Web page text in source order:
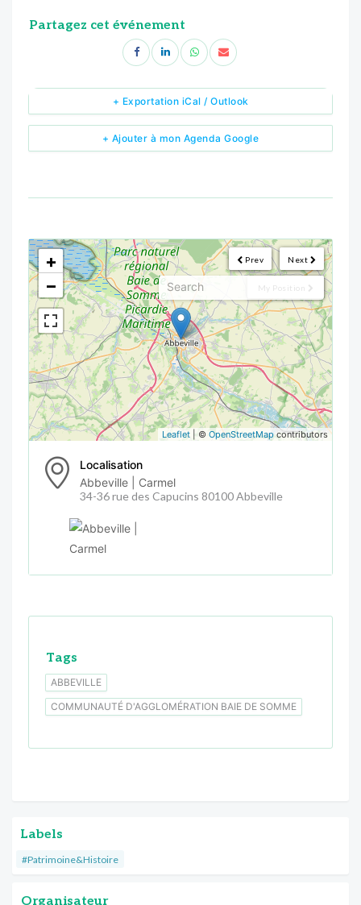
Partagez cet événement
+ Ajouter à mon Agenda Google
+ Exportation iCal / Outlook
Next
Prev
My Position
<!---->
+
−
Leaflet | © OpenStreetMap contributors
Localisation
Abbeville | Carmel
34-36 rue des Capucins 80100 Abbeville
Tags
ABBEVILLE
COMMUNAUTÉ D'AGGLOMÉRATION BAIE DE SOMME
Labels
#Patrimoine&Histoire
Organisateur